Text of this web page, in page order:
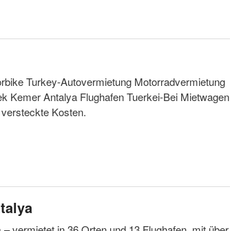
Turkey-Autovermietung Motorradvermietung
Kemer Antalya Flughafen Tuerkei-Bei Mietwagen
Kosten.